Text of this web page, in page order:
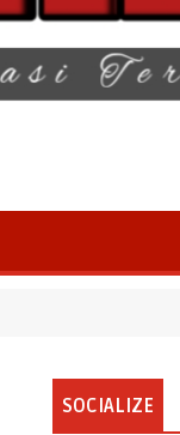
SOCIALIZE